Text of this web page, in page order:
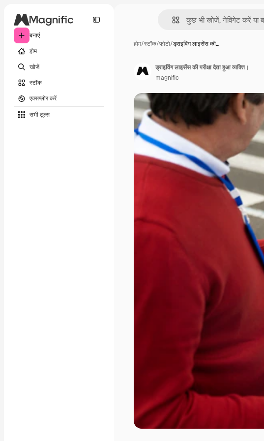
बनाएं
होम
खोजें
स्टॉक
एक्सप्लोर करें
सभी टूल्‍स
होम/स्टॉक/फोटो/ड्राइविंग लाइसेंस की…
ड्राइविंग लाइसेंस की परीक्षा देता हुआ व्यक्ति।
magnific